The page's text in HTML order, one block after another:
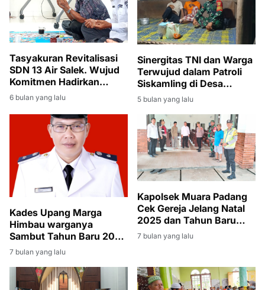
Tasyakuran Revitalisasi
SDN 13 Air Salek. Wujud
Komitmen Hadirkan
Sekolah Aman dan Layak
6 bulan yang lalu
Sinergitas TNI dan Warga
Terwujud dalam Patroli
Siskamling di Desa
Bintaran Banyuasin
5 bulan yang lalu
Kades Upang Marga
Himbau warganya
Sambut Tahun Baru 2026
Dengan Doa Dan
Sholawat, Saatnya
Indonesia Dipeluk Doa
Bersama
7 bulan yang lalu
Kapolsek Muara Padang
Cek Gereja Jelang Natal
2025 dan Tahun Baru
2026
7 bulan yang lalu